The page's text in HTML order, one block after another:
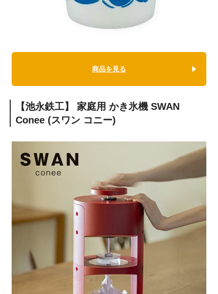
商品を見る
【池永鉄工】 家庭用 かき氷機 SWAN
Conee (スワン コニー)